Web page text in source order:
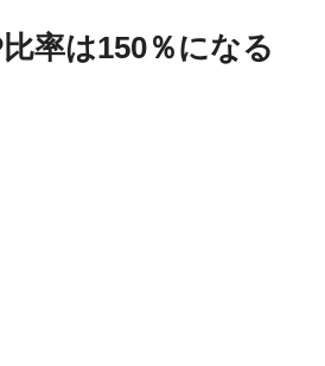
率は150％になる